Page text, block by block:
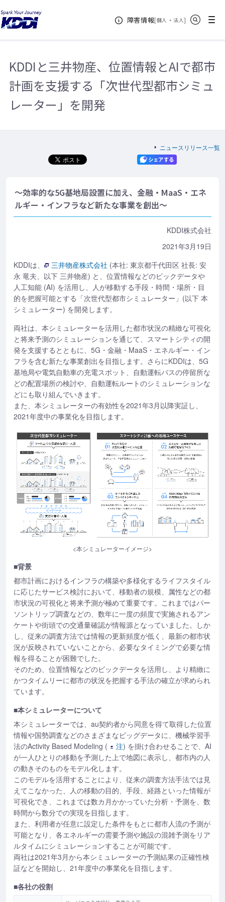
障害情報[個人 ・ 法人新規ウィンドウ
]
メニュー
KDDIホーム
KDDIと三井物産、位置情報とAIで都市計画を支援する「次世代型都市シミ
ュレーター」を開発
KDDIと三井物産、位置情報とAIで都市
計画を支援する「次世代型都市シミュ
レーター」を開発
ニュースリリース一覧
～効率的な5G基地局設置に加え、金融・MaaS・エネ
ルギー・インフラなど新たな事業を創出～
KDDI株式会社
2021年3月19日
KDDIは、
三井物産株式会社 (本社: 東京都千代田区 社長: 安
永 竜夫、以下 三井物産) と、位置情報などのビックデータや
人工知能 (AI) を活用し、人が移動する手段・時間・場所・目
的を把握可能とする「次世代型都市シミュレーター」(以下 本
シミュレーター) を開発します。
両社は、本シミュレーターを活用した都市状況の精緻な可視化
と将来予測のシミュレーションを通じて、スマートシティの開
発を支援するとともに、5G・金融・MaaS・エネルギー・イン
フラを含む新たな事業創出を目指します。さらにKDDIは、5G
基地局や電気自動車の充電スポット、自動運転バスの停留所な
どの配置場所の検討や、自動運転ルートのシミュレーションな
どにも取り組んでいきます。
また、本シミュレーターの有効性を2021年3月以降実証し、
2021年度中の事業化を目指します。
<本シミュレーターイメージ>
■背景
都市計画におけるインフラの構築や多様化するライフスタイル
に応じたサービス検討において、移動者の規模、属性などの都
市状況の可視化と将来予測が極めて重要です。これまではパー
ソントリップ調査などの、数年に一度の頻度で実施されるアン
ケートや街頭での交通量確認が情報源となっていました。しか
し、従来の調査方法では情報の更新頻度が低く、最新の都市状
況が反映されていないことから、必要なタイミングで必要な情
報を得ることが困難でした。
そのため、位置情報などのビックデータを活用し、より精緻に
かつタイムリーに都市の状況を把握する手法の確立が求められ
ています。
■本シミュレーターについて
本シミュレーターでは、au契約者から同意を得て取得した位置
情報や国勢調査などのさまざまなビッグデータに、機械学習手
法のActivity Based Modeling (
注) を掛け合わせることで、AI
が一人ひとりの移動を予測した上で地図に表示し、都市内の人
の動きそのものをモデル化します。
このモデルを活用することにより、従来の調査方法手法では見
えてこなかった、人の移動の目的、手段、経路といった情報が
可視化でき、これまでは数カ月かかっていた分析・予測を、数
時間から数分での実現を目指します。
また、利用者が任意に設定した条件をもとに都市人流の予測が
可能となり、各エネルギーの需要予測や施設の混雑予測をリア
ルタイムにシミュレーションすることが可能です。
両社は2021年3月から本シミュレーターの予測結果の正確性検
証などを開始し、21年度中の事業化を目指します。
■各社の役割